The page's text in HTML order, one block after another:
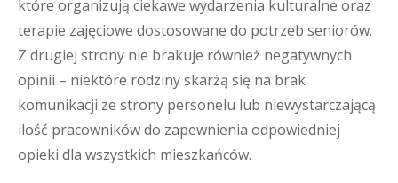
które organizują ciekawe wydarzenia kulturalne oraz
terapie zajęciowe dostosowane do potrzeb seniorów.
Z drugiej strony nie brakuje również negatywnych
opinii – niektóre rodziny skarżą się na brak
komunikacji ze strony personelu lub niewystarczającą
ilość pracowników do zapewnienia odpowiedniej
opieki dla wszystkich mieszkańców.